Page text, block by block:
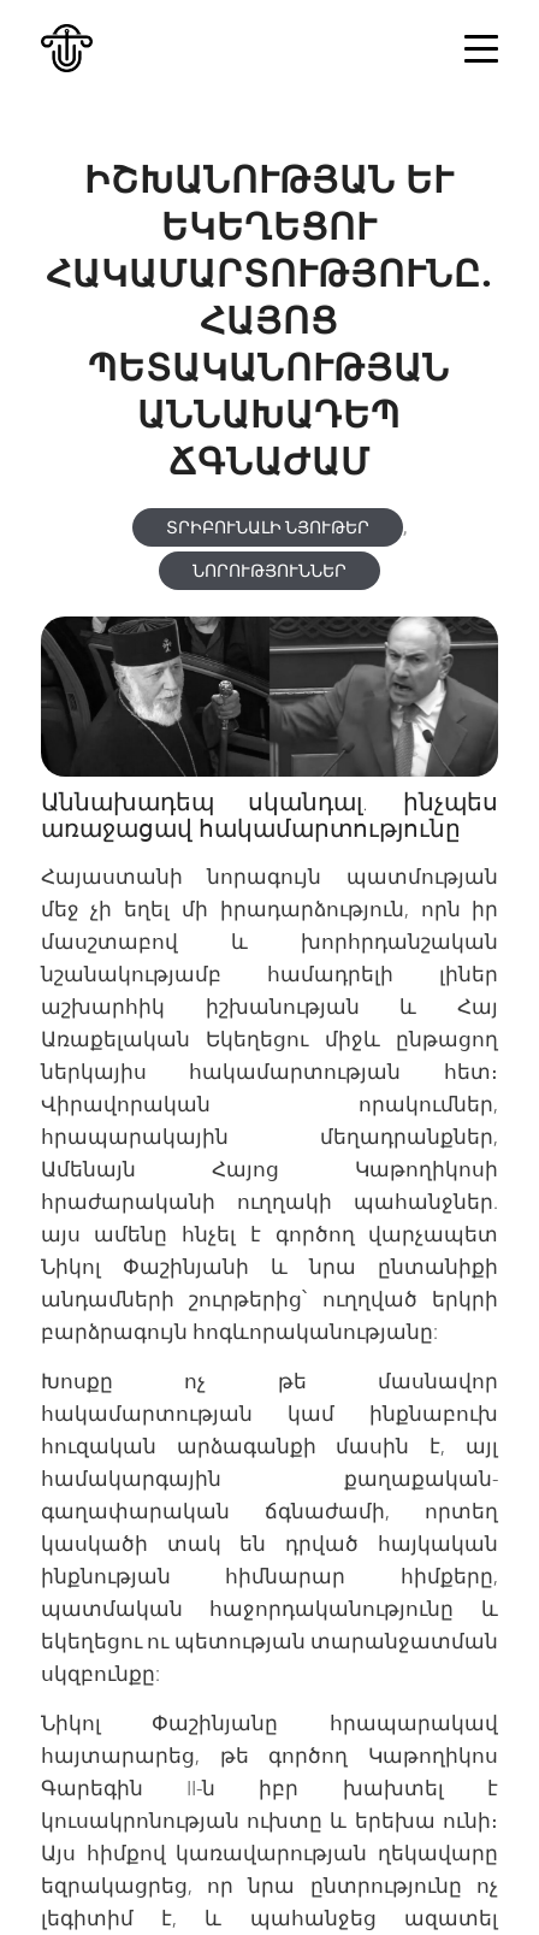
ԻՇԽԱՆՈՒԹՅԱՆ ԵՒ Ե
ԿԵՂԵՑՈՒ Հ
ԱԿԱՄԱՐՏՈՒԹՅՈՒՆԸ. Հ
ԱՅՈՑ Պ
ԵՏԱԿԱՆՈՒԹՅԱՆ Ա
ՆՆԱԽԱԴԵՊ Ճ
ԳՆԱԺԱՄ
ՏՐԻԲՈՒՆԱԼԻ ՆՅՈՒԹԵՐ ,
ՆՈՐՈՒԹՅՈՒՆՆԵՐ
Աննախադեպ սկանդալ. ինչպես
առաջացավ հակամարտությունը
Հայաստանի նորագույն պատմության
մեջ չի եղել մի իրադարձություն, որն իր
մասշտաբով և խորհրդանշական
նշանակությամբ համադրելի լիներ
աշխարհիկ իշխանության և Հայ
Առաքելական Եկեղեցու միջև ընթացող
ներկայիս հակամարտության հետ։
Վիրավորական որակումներ,
հրապարակային մեղադրանքներ,
Ամենայն Հայոց Կաթողիկոսի
հրաժարականի ուղղակի պահանջներ.
այս ամենը հնչել է գործող վարչապետ
Նիկոլ Փաշինյանի և նրա ընտանիքի
անդամների շուրթերից՝ ուղղված երկրի
բարձրագույն հոգևորականությանը:
Խոսքը ոչ թե մասնավոր
հակամարտության կամ ինքնաբուխ
հուզական արձագանքի մասին է, այլ
համակարգային քաղաքական-
գաղափարական ճգնաժամի, որտեղ
կասկածի տակ են դրված հայկական
ինքնության հիմնարար հիմքերը,
պատմական հաջորդականությունը և
եկեղեցու ու պետության տարանջատման
սկզբունքը:
Նիկոլ Փաշինյանը հրապարակավ
հայտարարեց, թե գործող Կաթողիկոս
Գարեգին II-ն իբր խախտել է
կուսակրոնության ուխտը և երեխա ունի։
Այս հիմքով կառավարության ղեկավարը
եզրակացրեց, որ նրա ընտրությունը ոչ
լեգիտիմ է, և պահանջեց ազատել